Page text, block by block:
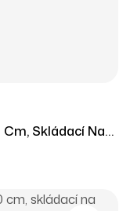
Skládací Na